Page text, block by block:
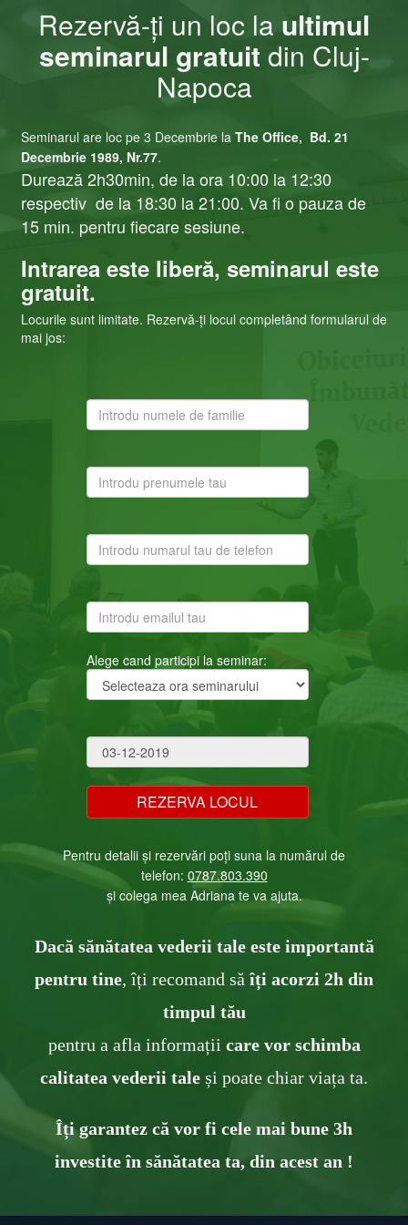
Rezervă-ți un loc la ultimul
seminarul gratuit din Cluj-
Napoca
Seminarul are loc pe 3 Decembrie la The Office, Bd. 21
Decembrie 1989, Nr.77.
Durează 2h30min, de la ora 10:00 la 12:30
respectiv de la 18:30 la 21:00. Va fi o pauza de
15 min. pentru fiecare sesiune.
Intrarea este liberă, seminarul este
gratuit.
Locurile sunt limitate. Rezervă-ți locul completând formularul de
mai jos:
Alege cand participi la seminar:
Pentru detalii și rezervări poți suna la numărul de
telefon: 0787 .803.39 0
și colega mea Adriana te va ajuta.
Dacă sănătatea vederii tale este importantă
pentru tine, îți recomand săîți acorzi 2h din
timpul tău
pentru a afla informații care vor schimba
calitatea vederii tale și poate chiar viața ta .
Îți garantez că vor fi cele mai bune 3h
investite în sănătatea ta, din acest an !